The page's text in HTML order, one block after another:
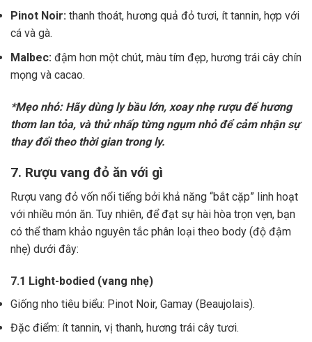
Pinot Noir: thanh thoát, hương quả đỏ tươi, ít tannin, hợp với
cá và gà.
Malbec: đậm hơn một chút, màu tím đẹp, hương trái cây chín
mọng và cacao.
*Mẹo nhỏ: Hãy dùng ly bầu lớn, xoay nhẹ rượu để hương
thơm lan tỏa, và thử nhấp từng ngụm nhỏ để cảm nhận sự
thay đổi theo thời gian trong ly.
7. Rượu vang đỏ ăn với gì
Rượu vang đỏ vốn nổi tiếng bởi khả năng “bắt cặp” linh hoạt
với nhiều món ăn. Tuy nhiên, để đạt sự hài hòa trọn vẹn, bạn
có thể tham khảo nguyên tắc phân loại theo body (độ đậm
nhẹ) dưới đây:
7.1 Light-bodied (vang nhẹ)
Giống nho tiêu biểu: Pinot Noir, Gamay (Beaujolais).
Đặc điểm: ít tannin, vị thanh, hương trái cây tươi.